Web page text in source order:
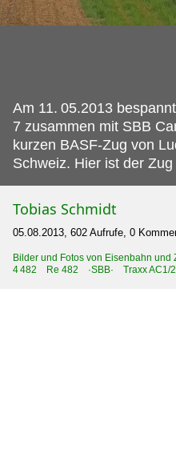
Am 11. 05.2013
7 zusammen mit SBB
kurzen BASF-Zug von
Schweiz. Hier ist der
Tobias Schmidt
05.08.2013, 602 Aufrufe, 0
Bilder und Fotos von Eisenbahn und
4 482 Re 482 ·SBB· Traxx AC1/2